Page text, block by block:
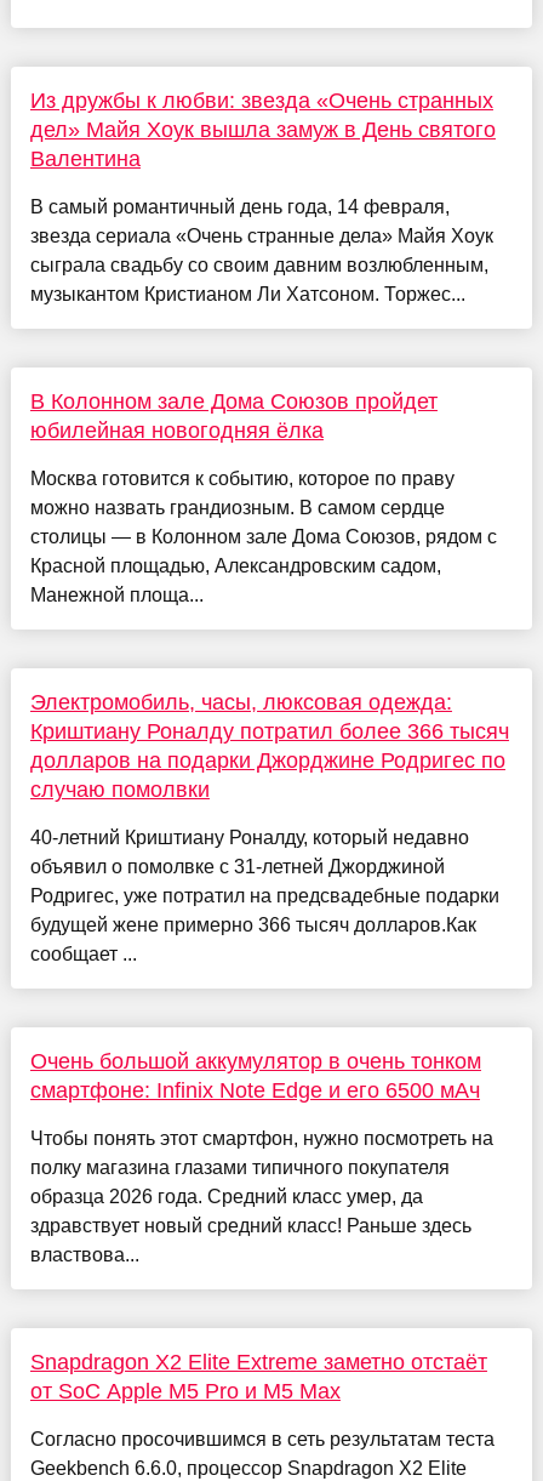
Из дружбы к любви: звезда «Очень странных
дел» Майя Хоук вышла замуж в День святого
Валентина
В самый романтичный день года, 14 февраля,
звезда сериала «Очень странные дела» Майя Хоук
сыграла свадьбу со своим давним возлюбленным,
музыкантом Кристианом Ли Хатсоном. Торжес...
В Колонном зале Дома Союзов пройдет
юбилейная новогодняя ёлка
Москва готовится к событию, которое по праву
можно назвать грандиозным. В самом сердце
столицы — в Колонном зале Дома Союзов, рядом с
Красной площадью, Александровским садом,
Манежной площа...
Электромобиль, часы, люксовая одежда:
Криштиану Роналду потратил более 366 тысяч
долларов на подарки Джорджине Родригес по
случаю помолвки
40-летний Криштиану Роналду, который недавно
объявил о помолвке с 31-летней Джорджиной
Родригес, уже потратил на предсвадебные подарки
будущей жене примерно 366 тысяч долларов.Как
сообщает ...
Очень большой аккумулятор в очень тонком
смартфоне: Infinix Note Edge и его 6500 мАч
Чтобы понять этот смартфон, нужно посмотреть на
полку магазина глазами типичного покупателя
образца 2026 года. Средний класс умер, да
здравствует новый средний класс! Раньше здесь
властвова...
Snapdragon X2 Elite Extreme заметно отстаёт
от SoC Apple M5 Pro и M5 Max
Согласно просочившимся в сеть результатам теста
Geekbench 6.6.0, процессор Snapdragon X2 Elite